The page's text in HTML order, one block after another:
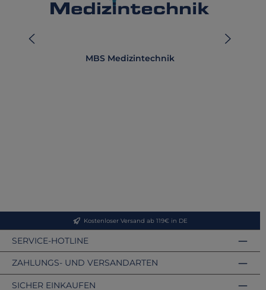
MBS Medizintechnik
Kostenloser Versand ab 119€ in DE
SERVICE-HOTLINE
ZAHLUNGS- UND VERSANDARTEN
SICHER EINKAUFEN